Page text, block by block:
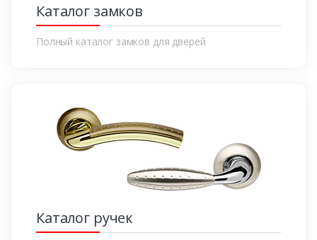
Каталог замков
Полный каталог замков для дверей
Каталог ручек